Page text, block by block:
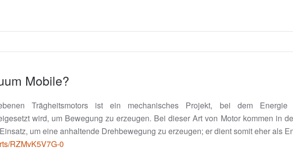
Mobile?
Trägheitsmotors ist ein mechanisches Projekt, bei dem
wird, um Bewegung zu erzeugen. Bei dieser Art von Motor kommen in
um eine anhaltende Drehbewegung zu erzeugen; er dient somit eher als
RZMvK5V7G-0